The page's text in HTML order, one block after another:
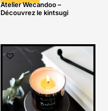
Atelier Wecandoo –
Découvrez le kintsugi